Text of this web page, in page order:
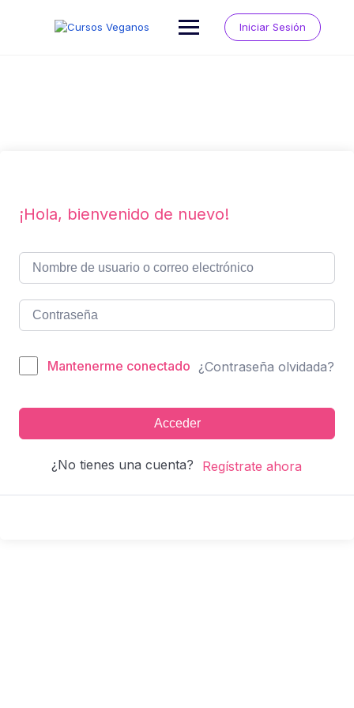
Iniciar Sesión
¡Hola, bienvenido de nuevo!
Mantenerme conectado ¿Contraseña olvidada?
Acceder
¿No tienes una cuenta? Regístrate ahora